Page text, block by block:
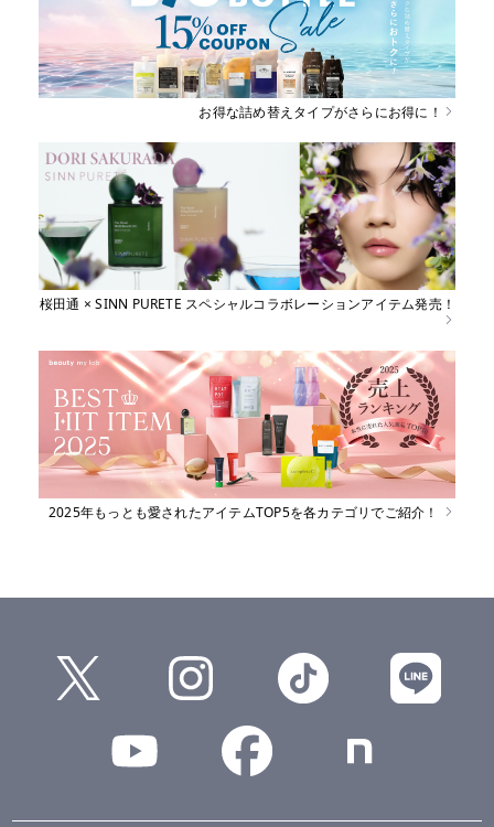
お得な詰め替えタイプがさらにお得に！
桜田通 × SINN PURETE スペシャルコラボレーションアイテム発売！
2025年もっとも愛されたアイテムTOP5を各カテゴリでご紹介！